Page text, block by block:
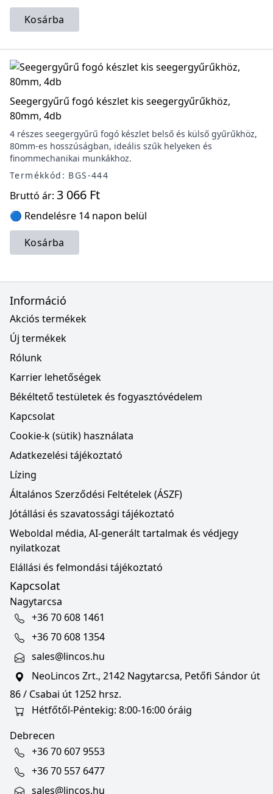
Kosárba
Seegergyűrű fogó készlet kis seegergyűrűkhöz,
80mm, 4db
4 részes seegergyűrű fogó készlet belső és külső gyűrűkhöz,
80mm-es hosszúságban, ideális szűk helyeken és
finommechanikai munkákhoz.
Termékkód: BGS-444
Bruttó ár: 3 066 Ft
🔵 Rendelésre 14 napon belül
Kosárba
Információ
Akciós termékek
Új termékek
Rólunk
Karrier lehetőségek
Békéltető testületek és fogyasztóvédelem
Kapcsolat
Cookie-k (sütik) használata
Adatkezelési tájékoztató
Lízing
Általános Szerződési Feltételek (ÁSZF)
Jótállási és szavatossági tájékoztató
Weboldal média, AI-generált tartalmak és védjegy
nyilatkozat
Elállási és felmondási tájékoztató
Kapcsolat
Nagytarcsa
+36 70 608 1461
+36 70 608 1354
sales@lincos.hu
NeoLincos Zrt., 2142 Nagytarcsa, Petőfi Sándor út
86 / Csabai út 1252 hrsz.
Hétfőtől-Péntekig: 8:00-16:00 óráig
Debrecen
+36 70 607 9553
+36 70 557 6477
sales@lincos.hu